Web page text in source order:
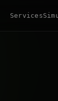
Services